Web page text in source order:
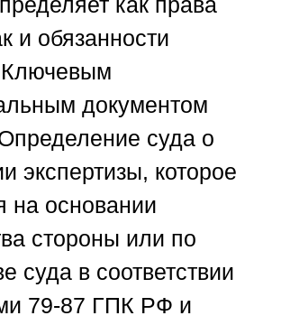
и обязанности
Ключевым
документом
суда о
экспертизы, которое
на основании
стороны или по
суда в соответствии
79-87 ГПК РФ и